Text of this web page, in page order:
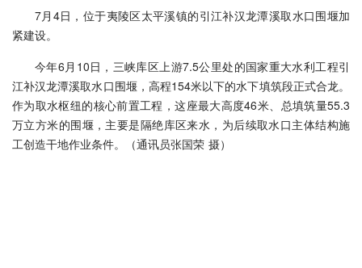
7月4日，位于夷陵区太平溪镇的引江补汉龙潭溪取水口围堰加
紧建设。
今年6月10日，三峡库区上游7.5公里处的国家重大水利工程引
江补汉龙潭溪取水口围堰，高程154米以下的水下填筑段正式合龙。
作为取水枢纽的核心前置工程，这座最大高度46米、总填筑量55.3
万立方米的围堰，主要是隔绝库区来水，为后续取水口主体结构施
工创造干地作业条件。（通讯员张国荣 摄）